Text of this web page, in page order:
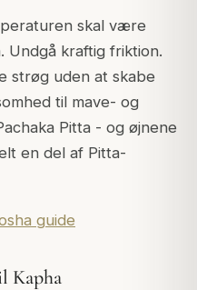
skal være
Undgå kraftig friktion.
strøg uden at skabe
til mave- og
Pitta - og øjnene
en del af Pitta-
guide
Kapha